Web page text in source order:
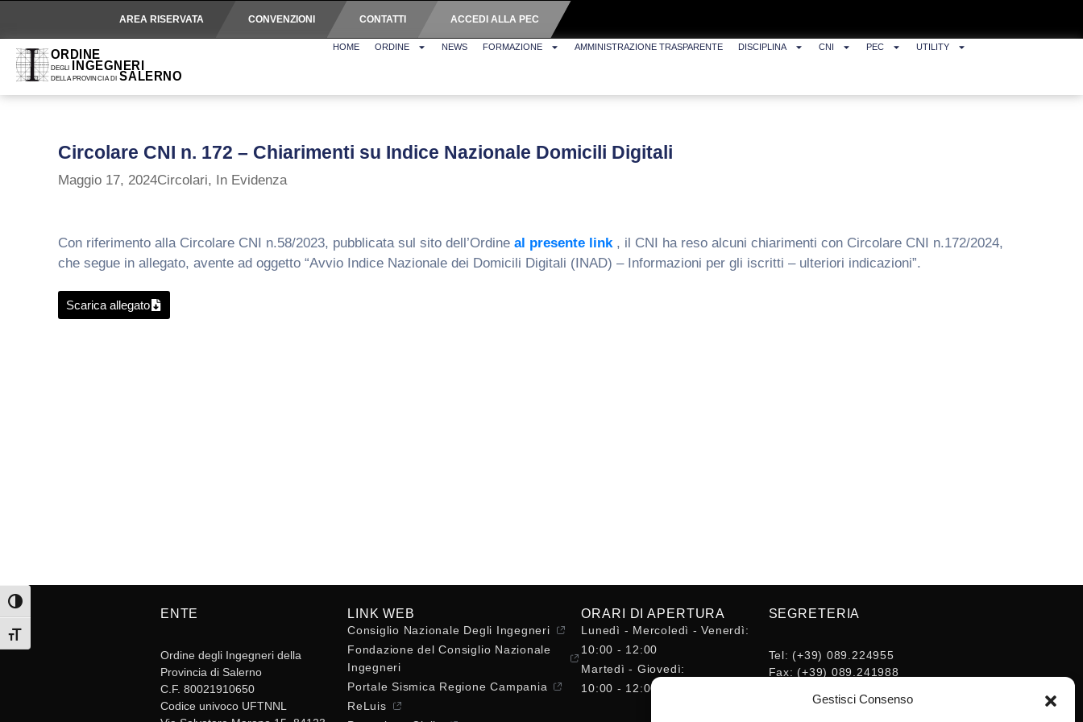
Gestisci Consenso
AREA RISERVATA CONVENZIONI CONTATTI ACCEDI ALLA PEC
HOME ORDINE NEWS FORMAZIONE AMMINISTRAZIONE TRASPARENTE DISCIPLINA CNI PEC UTILITY
Circolare CNI n. 172 – Chiarimenti su Indice Nazionale Domicili Digitali
Maggio 17, 2024Circolari, In Evidenza
Con riferimento alla Circolare CNI n.58/2023, pubblicata sul sito dell’Ordine al presente link, il CNI ha reso alcuni chiarimenti con Circolare CNI n.172/2024,
che segue in allegato, avente ad oggetto “Avvio Indice Nazionale dei Domicili Digitali (INAD) – Informazioni per gli iscritti – ulteriori indicazioni”.
Scarica allegato
Attiva/disattiva alto contrasto
Attiva/disattiva dimensione testo
ENTE
Ordine degli Ingegneri della
Provincia di Salerno
C.F. 80021910650
Codice univoco UFTNNL
LINK WEB
Consiglio Nazionale Degli Ingegneri
Fondazione del Consiglio Nazionale
Ingegneri
Portale Sismica Regione Campania
ReLuis
ORARI DI APERTURA
Lunedì - Mercoledì - Venerdì:
10:00 - 12:00
Martedì - Giovedì:
10:00 - 12:00 / 14:30 - 16:30
SEGRETERIA
Tel: (+39) 089.224955
Fax: (+39) 089.241988
segreteria@ordineingsa.it